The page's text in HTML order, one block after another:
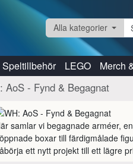
Alla kategorier
Speltillbehör LEGO Merch
AoS - Fynd & Begagnat
samlar vi begagnade arméer,
boxar till färdigmålade
ett nytt projekt till ett lägre